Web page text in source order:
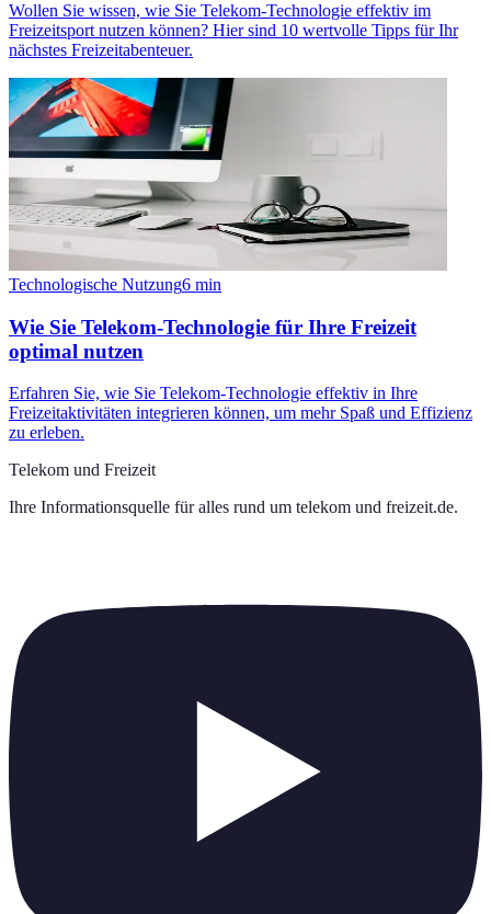
Wollen Sie wissen, wie Sie Telekom-Technologie effektiv im
Freizeitsport nutzen können? Hier sind 10 wertvolle Tipps für Ihr
nächstes Freizeitabenteuer.
Technologische Nutzung6 min
Wie Sie Telekom-Technologie für Ihre Freizeit
optimal nutzen
Erfahren Sie, wie Sie Telekom-Technologie effektiv in Ihre
Freizeitaktivitäten integrieren können, um mehr Spaß und Effizienz
zu erleben.
Telekom und Freizeit
Ihre Informationsquelle für alles rund um telekom und freizeit.de.